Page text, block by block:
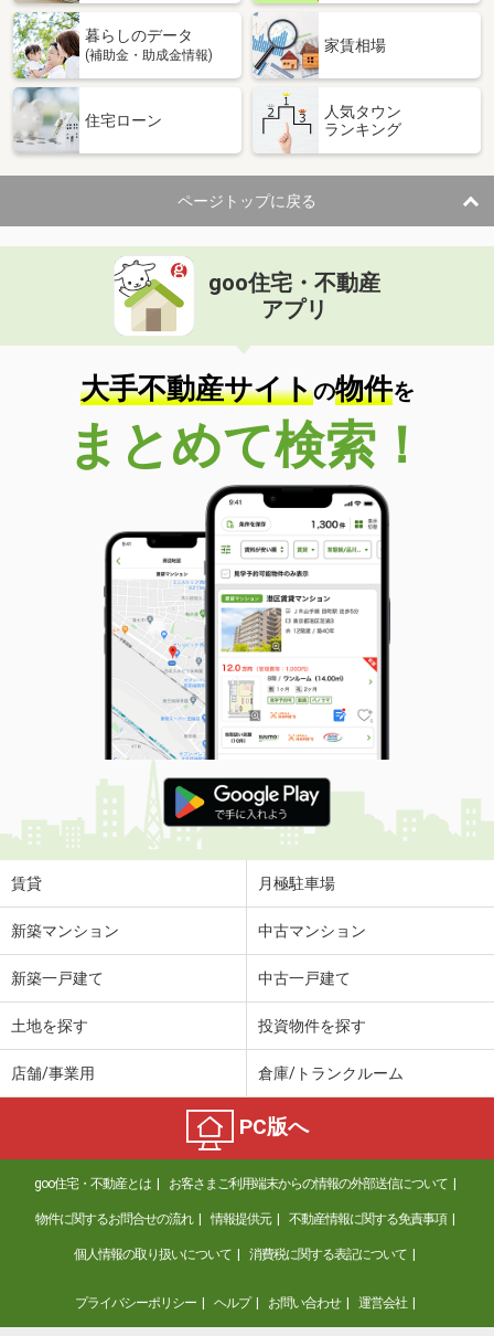
暮らしのデータ
(補助金・助成金情報)
家賃相場
住宅ローン
人気タウン
ランキング
ページトップに戻る
goo住宅・不動産
アプリ
大手不動産サイトの物件を
まとめて検索！
賃貸 月極駐車場
新築マンション 中古マンション
新築一戸建て 中古一戸建て
土地を探す 投資物件を探す
店舗/事業用 倉庫/トランクルーム
PC版へ
goo住宅・不動産とは お客さまご利用端末からの情報の外部送信について
物件に関するお問合せの流れ 情報提供元 不動産情報に関する免責事項
個人情報の取り扱いについて 消費税に関する表記について
プライバシーポリシー ヘルプ お問い合わせ 運営会社